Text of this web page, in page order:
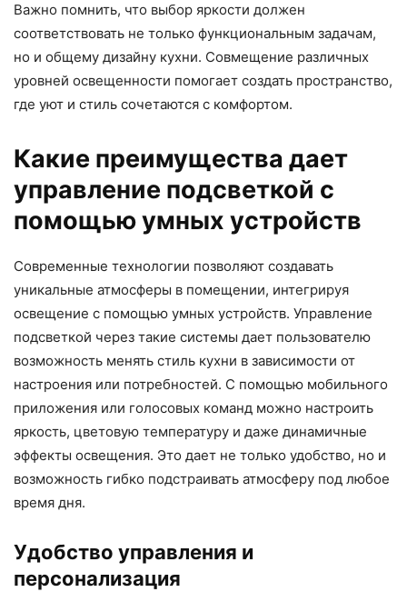
Важно помнить, что выбор яркости должен
соответствовать не только функциональным задачам,
но и общему дизайну кухни. Совмещение различных
уровней освещенности помогает создать пространство,
где уют и стиль сочетаются с комфортом.
Какие преимущества дает
управление подсветкой с
помощью умных устройств
Современные технологии позволяют создавать
уникальные атмосферы в помещении, интегрируя
освещение с помощью умных устройств. Управление
подсветкой через такие системы дает пользователю
возможность менять стиль кухни в зависимости от
настроения или потребностей. С помощью мобильного
приложения или голосовых команд можно настроить
яркость, цветовую температуру и даже динамичные
эффекты освещения. Это дает не только удобство, но и
возможность гибко подстраивать атмосферу под любое
время дня.
Удобство управления и
персонализация